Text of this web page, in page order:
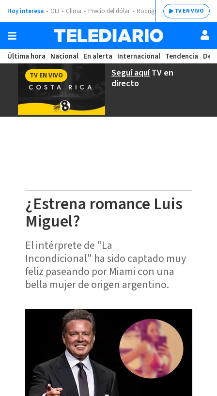
Hoy interesa OIJ Clima Precio del dólar Rodrigo ChavesTV EN VIVO
Última hora Nacional En alerta Internacional Tendencia
Seguí aquíTV en
directo
TV EN VIVO
¿Estrena romance Luis
Miguel?
El intérprete de "La
Incondicional" ha sido captado muy
feliz paseando por Miami con una
bella mujer de origen argentino.